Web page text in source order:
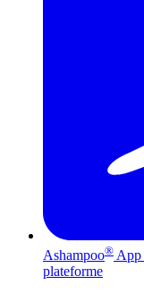
Ashampoo® App
plateforme